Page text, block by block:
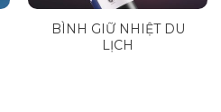
BÌNH GIỮ NHIỆT DU
LỊCH